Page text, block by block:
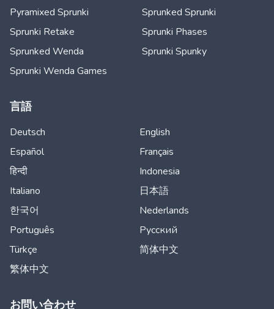
Pyramixed Sprunki
Sprunked Sprunki
Sprunki Retake
Sprunki Phases
Sprunked Wenda
Sprunki Spunky
Sprunki Wenda Games
言語
Deutsch
English
Español
Français
हिन्दी
Indonesia
Italiano
日本語
한국어
Nederlands
Português
Русский
Türkçe
简体中文
繁体中文
お問い合わせ